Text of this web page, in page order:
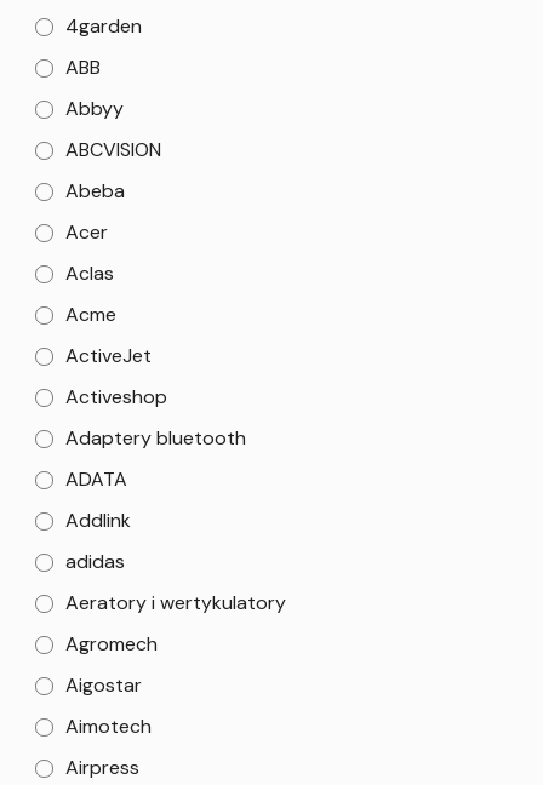
4garden
ABB
Abbyy
ABCVISION
Abeba
Acer
Aclas
Acme
ActiveJet
Activeshop
Adaptery bluetooth
ADATA
Addlink
adidas
Aeratory i wertykulatory
Agromech
Aigostar
Aimotech
Airpress